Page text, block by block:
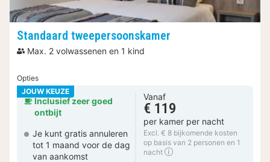
Standaard tweepersoonskamer
Max. 2 volwassenen en 1 kind
Opties
JOUW KEUZE
Inclusief zeer goed
ontbijt
Je kunt gratis annuleren
tot 1 maand voor de dag
van aankomst
Vanaf
€ 119
per kamer per nacht
Excl. € 8 bijkomende kosten
op basis van 2 personen en 1
nacht